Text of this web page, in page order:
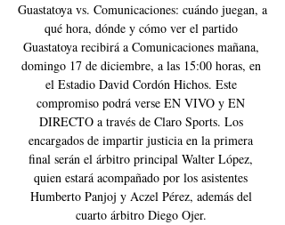
Guastatoya vs. Comunicaciones: cuándo juegan, a
qué hora, dónde y cómo ver el partido
Guastatoya recibirá a Comunicaciones mañana,
domingo 17 de diciembre, a las 15:00 horas, en
el Estadio David Cordón Hichos. Este
compromiso podrá verse EN VIVO y EN
DIRECTO a través de Claro Sports. Los
encargados de impartir justicia en la primera
final serán el árbitro principal Walter López,
quien estará acompañado por los asistentes
Humberto Panjoj y Aczel Pérez, además del
cuarto árbitro Diego Ojer.